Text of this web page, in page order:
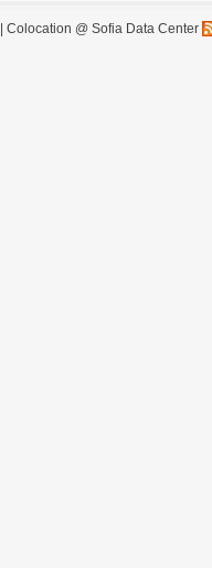
Colocation @ Sofia Data Center